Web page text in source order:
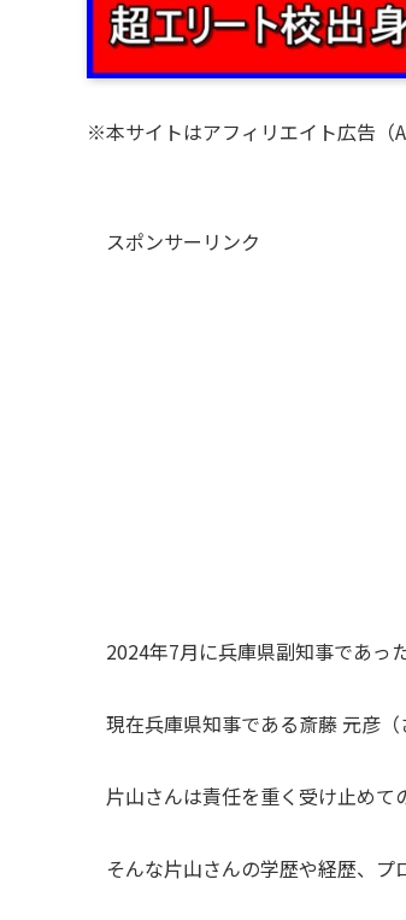
※本サイトはアフィリエイト広告（
スポンサーリンク
2024年7月に兵庫県副知事であっ
現在兵庫県知事である斎藤 元彦
片山さんは責任を重く受け止めて
そんな片山さんの学歴や経歴、プ